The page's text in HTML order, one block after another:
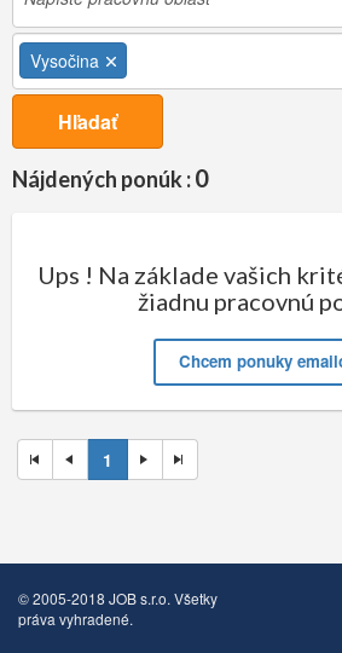
Vysočina
Hľadať
Nájdených ponúk :0
Ups ! Na základe vašich
žiadnu pracovnú
Chcem ponuky
1
© 2005-2018 JOB s.r.o. Všetky
práva vyhradené.